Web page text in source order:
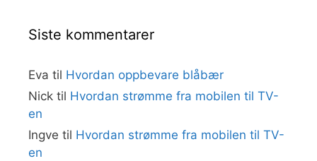
Siste kommentarer
Eva til Hvordan oppbevare blåbær
Nick til Hvordan strømme fra mobilen til TV-
en
Ingve til Hvordan strømme fra mobilen til TV-
en